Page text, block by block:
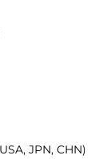
JPN, CHN)